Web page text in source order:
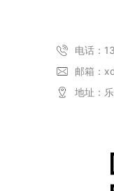
电话：
邮箱：
地址：